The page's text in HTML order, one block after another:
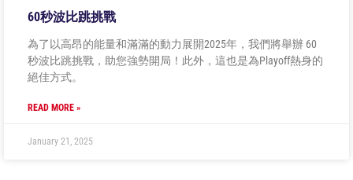
60秒波比跳挑戰
為了以高昂的能量和滿滿的動力展開2025年，我們將舉辦 60
秒波比跳挑戰，助您強勢開局！此外，這也是為Playoff熱身的
絕佳方式。
READ MORE »
January 21, 2025